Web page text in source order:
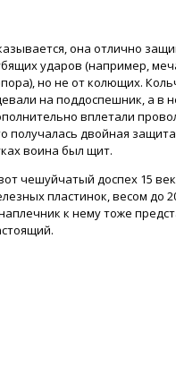
она отлично
ударов (например,
но не от колющих.
на поддоспешник, а в
вплетали
получалась двойная
воина был щит.
чешуйчатый доспех 15
пластинок, весом до
к нему тоже